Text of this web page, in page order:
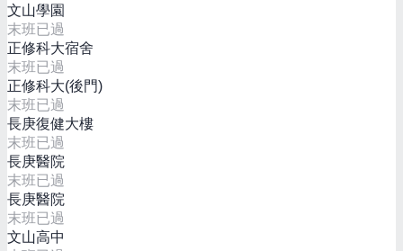
文山學園
末班已過
正修科大宿舍
末班已過
正修科大(後門)
末班已過
長庚復健大樓
末班已過
長庚醫院
末班已過
長庚醫院
末班已過
文山高中